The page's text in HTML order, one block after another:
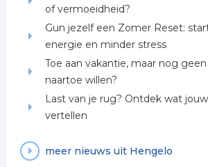
of vermoeidheid?
Gun jezelf een Zomer Reset:
energie en minder stress
Toe aan vakantie, maar nog
naartoe willen?
Last van je rug? Ontdek wat
vertellen
meer nieuws uit Hengelo